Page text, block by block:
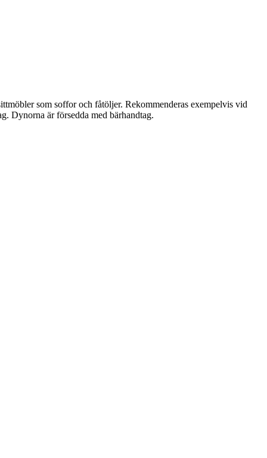
som soffor och fåtöljer. Rekommenderas exempelvis vid
Dynorna är försedda med bärhandtag.